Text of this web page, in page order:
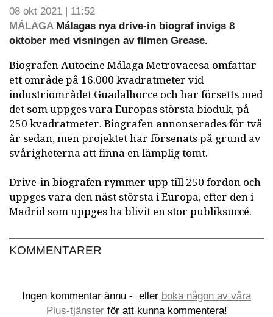
08 okt 2021 | 11:52
MÁLAGAMálagas nya drive-in biograf invigs 8
oktober med visningen av filmen Grease.
Biografen Autocine Málaga Metrovacesa omfattar
ett område på 16.000 kvadratmeter vid
industriområdet Guadalhorce och har försetts med
det som uppges vara Europas största bioduk, på
250 kvadratmeter. Biografen annonserades för två
år sedan, men projektet har försenats på grund av
svårigheterna att finna en lämplig tomt.
Drive-in biografen rymmer upp till 250 fordon och
uppges vara den näst största i Europa, efter den i
Madrid som uppges ha blivit en stor publiksuccé.
KOMMENTARER
Ingen kommentar ännu - eller boka någon av våra
Plus-tjänsterför att kunna kommentera!